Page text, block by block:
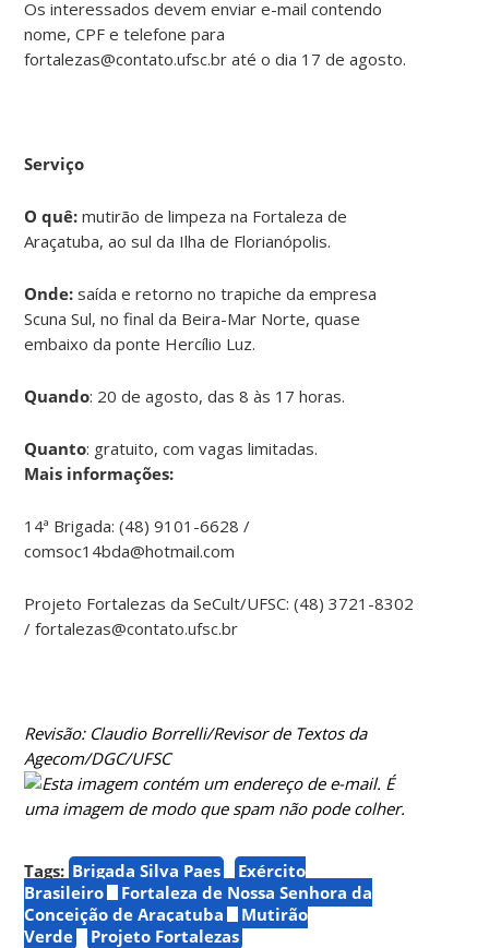
Os interessados devem enviar e-mail contendo
nome, CPF e telefone para
fortalezas@contato.ufsc.br até o dia 17 de agosto.
Serviço
O quê:mutirão de limpeza na Fortaleza de
Araçatuba, ao sul da Ilha de Florianópolis.
Onde:saída e retorno no trapiche da empresa
Scuna Sul, no final da Beira-Mar Norte, quase
embaixo da ponte Hercílio Luz.
Quando: 20 de agosto, das 8 às 17 horas.
Quanto: gratuito, com vagas limitadas.
Mais informações:
14ª Brigada: (48) 9101-6628 /
comsoc14bda@hotmail.com
Projeto Fortalezas da SeCult/UFSC: (48) 3721-8302
/ fortalezas@contato.ufsc.br
Revisão: Claudio Borrelli/Revisor de Textos da
Agecom/DGC/UFSC
Tags: Brigada Silva Paes
Exército
Brasileiro
Fortaleza de Nossa Senhora da
Conceição de Araçatuba
Mutirão
Verde
Projeto Fortalezas